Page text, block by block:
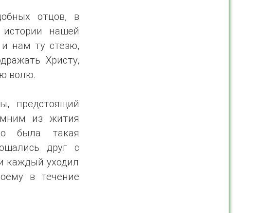
отцов, в
нашей
и нам ту стезю,
Христу,
волю.
предстоящий
из жития
была такая
друг с
каждый уходил
в течение